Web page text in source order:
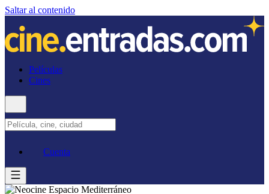
Saltar al contenido
Películas
Cines
Cuenta